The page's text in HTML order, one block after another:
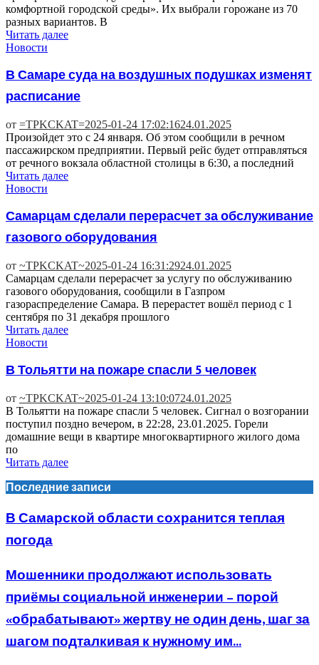
комфортной городской среды». Их выбрали горожане из 70
разных вариантов. В
Читать далее
Новости
В Самаре суда на воздушных подушках изменят
расписание
от =TPKCKAT=2025-01-24 17:02:1624.01.2025
Произойдет это с 24 января. Об этом сообщили в речном
пассажирском предприятии. Первый рейс будет отправляться
от речного вокзала областной столицы в 6:30, а последний
Читать далее
Новости
Самарцам сделали перерасчет за обслуживание
газового оборудования
от ~TPKCKAT~2025-01-24 16:31:2924.01.2025
Самарцам сделали перерасчет за услугу по обслуживанию
газового оборудования, сообщили в Газпром
газораспределение Самара. В перерастет вошёл период с 1
сентября по 31 декабря прошлого
Читать далее
Новости
В Тольятти на пожаре спасли 5 человек
от ~TPKCKAT~2025-01-24 13:10:0724.01.2025
В Тольятти на пожаре спасли 5 человек. Сигнал о возгорании
поступил поздно вечером, в 22:28, 23.01.2025. Горели
домашние вещи в квартире многоквартирного жилого дома
по
Читать далее
Последние записи
В Самарской области сохранится теплая
погода
Мошенники продолжают использовать
приёмы социальной инженерии – порой
«обрабатывают» жертву не один день, шаг за
шагом подталкивая к нужному им...